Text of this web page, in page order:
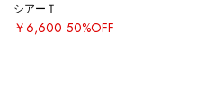
シアーＴ
￥6,600 50%OFF